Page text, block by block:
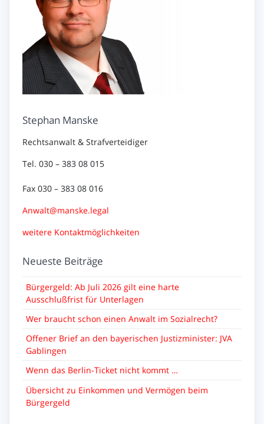
Stephan Manske
Rechtsanwalt & Strafverteidiger
Tel. 030 – 383 08 015
Fax 030 – 383 08 016
Anwalt@manske.legal
weitere Kontaktmöglichkeiten
Neueste Beiträge
Bürgergeld: Ab Juli 2026 gilt eine harte
Ausschlußfrist für Unterlagen
Wer braucht schon einen Anwalt im Sozialrecht?
Offener Brief an den bayerischen Justizminister: JVA
Gablingen
Wenn das Berlin-Ticket nicht kommt …
Übersicht zu Einkommen und Vermögen beim
Bürgergeld